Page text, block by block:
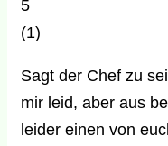
5
(1)
Sagt der Chef zu
mir leid, aber aus
leider einen von